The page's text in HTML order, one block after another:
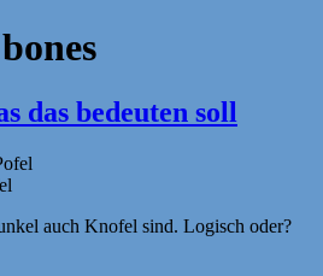
bones
das bedeuten soll
auch Knofel sind. Logisch oder?